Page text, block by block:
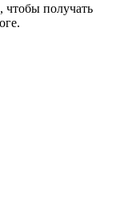
чтобы получать